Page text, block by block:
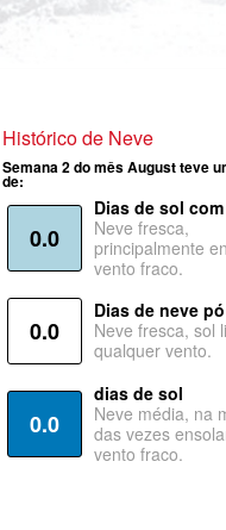
Histórico de Neve
Semana 2 do mês August teve
de:
0.0
Dias de sol
Neve fresca,
principalmente
vento fraco.
0.0
Dias de neve pó
Neve fresca, sol
qualquer vento.
0.0
dias de sol
Neve média, na
das vezes
vento fraco.